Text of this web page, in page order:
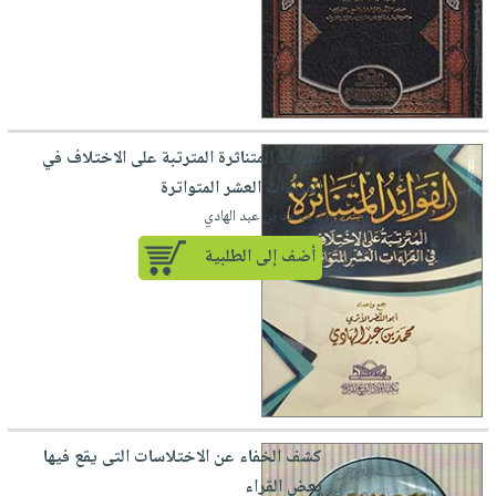
الفوائد المتناثرة المترتبة على الاختلاف في
القراءات العشر المتواترة
لـ محمد بن عبد الهادي
أضف إلى الطلبية
كشف الخفاء عن الاختلاسات التى يقع فيها
بعض القراء